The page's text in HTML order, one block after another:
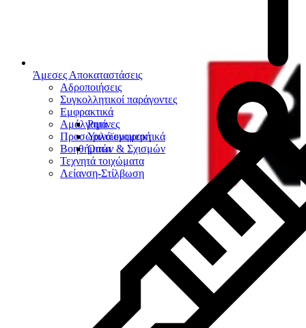
Άμεσες Αποκαταστάσεις
Αδροποιήσεις
Συγκολλητικοί παράγοντες
Εμφρακτικά
Ρητίνες
Υαλοϊονομερή
Οπών & Σχισμών
Αμάλγαμα
Προσωρινά εμφρακτικά
Βοηθήματα
Τεχνητά τοιχώματα
Λείανση-Στίλβωση